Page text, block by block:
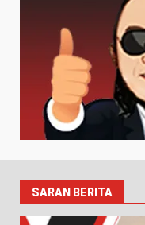
SARAN BERITA